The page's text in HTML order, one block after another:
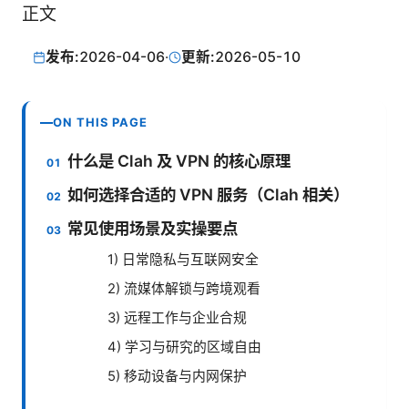
正文
发布:2026-04-06· 更新:2026-05-10
ON THIS PAGE
什么是 Clah 及 VPN 的核心原理
如何选择合适的 VPN 服务（Clah 相关）
常见使用场景及实操要点
1) 日常隐私与互联网安全
2) 流媒体解锁与跨境观看
3) 远程工作与企业合规
4) 学习与研究的区域自由
5) 移动设备与内网保护